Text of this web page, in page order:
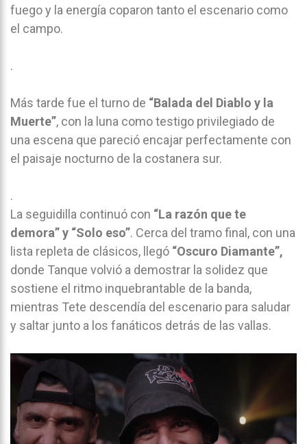
fuego y la energía coparon tanto el escenario como
el campo.
.
Más tarde fue el turno de “Balada del Diablo y la
Muerte”, con la luna como testigo privilegiado de
una escena que pareció encajar perfectamente con
el paisaje nocturno de la costanera sur.
.
La seguidilla continuó con “La razón que te
demora” y “Solo eso”. Cerca del tramo final, con una
lista repleta de clásicos, llegó “Oscuro Diamante”,
donde Tanque volvió a demostrar la solidez que
sostiene el ritmo inquebrantable de la banda,
mientras Tete descendía del escenario para saludar
y saltar junto a los fanáticos detrás de las vallas.